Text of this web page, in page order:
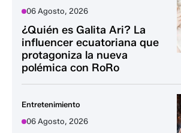
06 Agosto, 2026
¿Quién es Galita Ari? La
influencer ecuatoriana que
protagoniza la nueva
polémica con RoRo
Entretenimiento
06 Agosto, 2026